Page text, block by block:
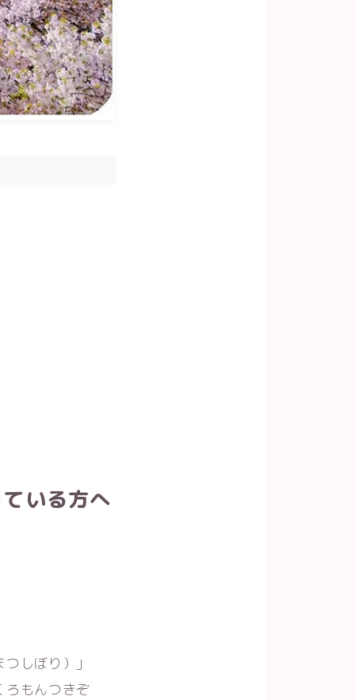
いる方へ
しぼり）」
ろもんつきぞ